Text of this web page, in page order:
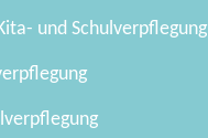
und Schulverpflegung